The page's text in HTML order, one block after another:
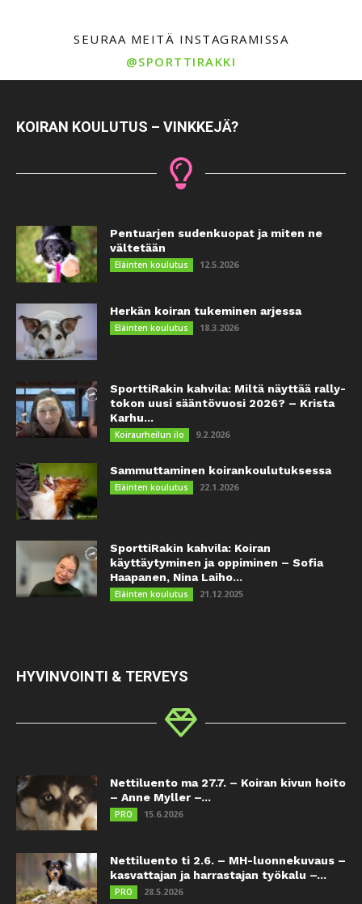
SEURAA MEITÄ INSTAGRAMISSA
@SPORTTIRAKKI
KOIRAN KOULUTUS – VINKKEJÄ?
Pentuarjen sudenkuopat ja miten ne
vältetään
Eläinten koulutus 12.5.2026
Herkän koiran tukeminen arjessa
Eläinten koulutus 18.3.2026
SporttiRakin kahvila: Miltä näyttää rally-
tokon uusi sääntövuosi 2026? – Krista
Karhu...
Koiraurheilun ilo 9.2.2026
Sammuttaminen koirankoulutuksessa
Eläinten koulutus 22.1.2026
SporttiRakin kahvila: Koiran
käyttäytyminen ja oppiminen – Sofia
Haapanen, Nina Laiho...
Eläinten koulutus 21.12.2025
HYVINVOINTI & TERVEYS
Nettiluento ma 27.7. – Koiran kivun hoito
– Anne Myller –...
PRO 15.6.2026
Nettiluento ti 2.6. – MH-luonnekuvaus –
kasvattajan ja harrastajan työkalu –...
PRO 28.5.2026